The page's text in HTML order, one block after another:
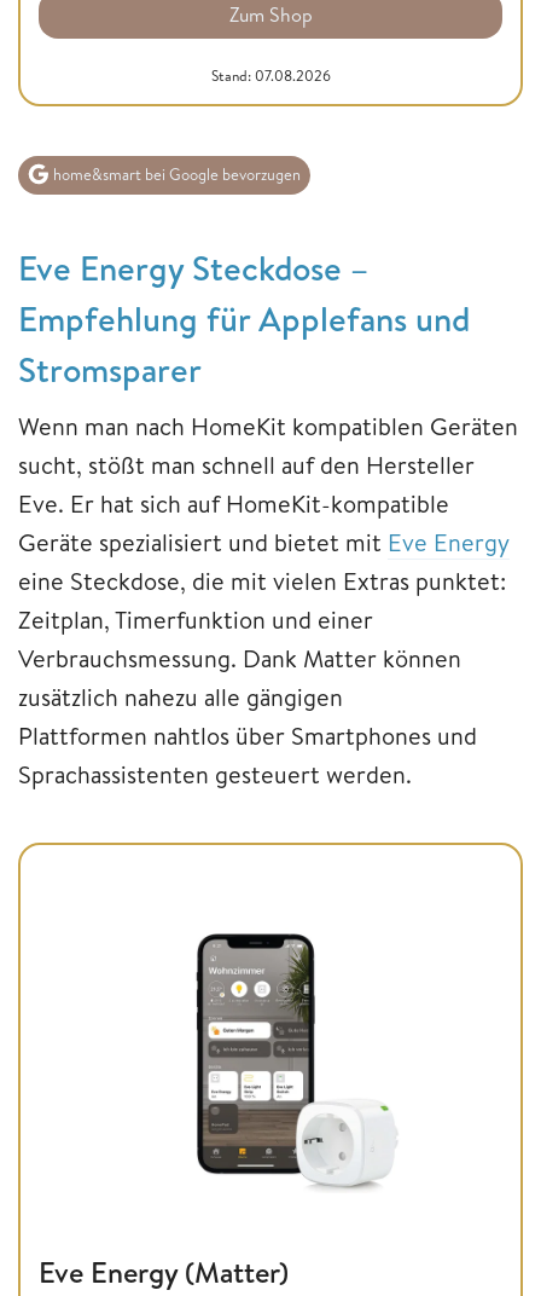
Zum Shop
Stand: 07.08.2026
home&smart bei Google bevorzugen
Eve Energy Steckdose –
Empfehlung für Applefans und
Stromsparer
Wenn man nach HomeKit kompatiblen Geräten
sucht, stößt man schnell auf den Hersteller
Eve. Er hat sich auf HomeKit-kompatible
Geräte spezialisiert und bietet mit Eve Energy
eine Steckdose, die mit vielen Extras punktet:
Zeitplan, Timerfunktion und einer
Verbrauchsmessung. Dank Matter können
zusätzlich nahezu alle gängigen
Plattformen nahtlos über Smartphones und
Sprachassistenten gesteuert werden.
Eve Energy (Matter)